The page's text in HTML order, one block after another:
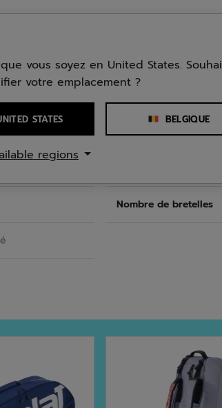
Volume
Nombre de bretelles
vous soyez en United States.
votre emplacement ?
STATES BELGIQUE
regions